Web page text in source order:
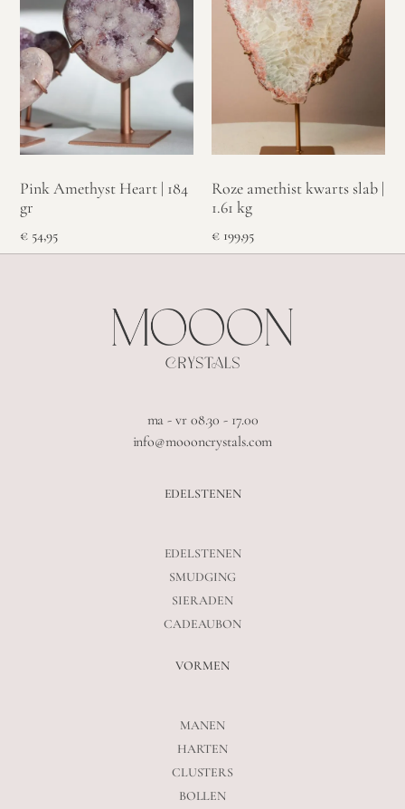
Pink Amethyst Heart | 184
gr
€ 54,95
Roze amethist kwarts slab |
1.61 kg
€199,95
ma - vr 08.30 - 17.00
info@moooncrystals.com
EDELSTENEN
EDELSTENEN
SMUDGING
SIERADEN
CADEAUBON
VORMEN
MANEN
HARTEN
CLUSTERS
BOLLEN